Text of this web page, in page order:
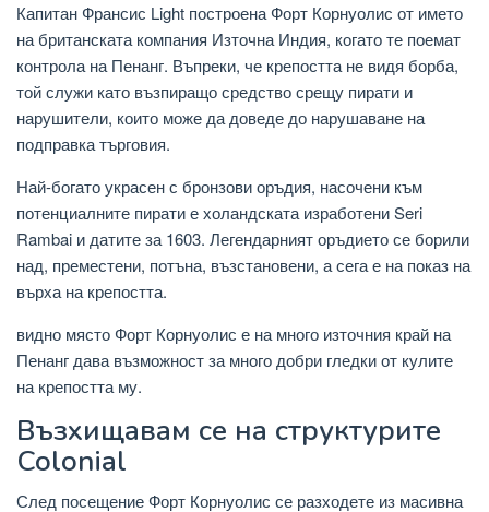
Капитан Франсис Light построена Форт Корнуолис от името
на британската компания Източна Индия, когато те поемат
контрола на Пенанг. Въпреки, че крепостта не видя борба,
той служи като възпиращо средство срещу пирати и
нарушители, които може да доведе до нарушаване на
подправка търговия.
Най-богато украсен с бронзови оръдия, насочени към
потенциалните пирати е холандската изработени Seri
Rambai и датите за 1603. Легендарният оръдието се борили
над, преместени, потъна, възстановени, а сега е на показ на
върха на крепостта.
видно място Форт Корнуолис е на много източния край на
Пенанг дава възможност за много добри гледки от кулите
на крепостта му.
Възхищавам се на структурите
Colonial
След посещение Форт Корнуолис се разходете из масивна